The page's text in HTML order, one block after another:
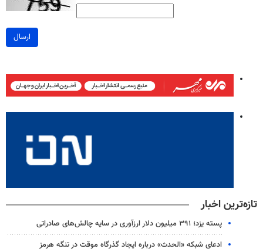
ارسال
تازه‌ترین اخبار
پسته یزد؛ ۳۹۱ میلیون دلار ارزآوری در سایه چالش‌های صادراتی
ادعای شبکه «الحدث» درباره ایجاد گذرگاه موقت در تنگه هرمز